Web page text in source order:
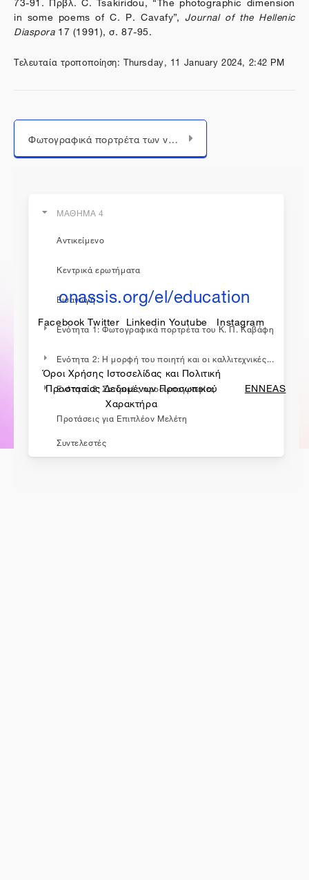
in some poems of C. P. Cavafy”,Journal of the Hellenic
Diaspora17 (1991), σ. 87-95.
Τελευταία τροποποίηση: Thursday, 11 January 2024, 2:42 PM
Μεταπήδηση σε...
Φωτογραφικά πορτρέτα των νεανικών χρόνων του ποιητή
ΜΑΘΗΜΑ 4
Αντικείμενο
Κεντρικά ερωτήματα
Εισαγωγή
Ενότητα 1: Φωτογραφικά πορτρέτα του Κ. Π. Καβάφη
Ενότητα 2: Η μορφή του ποιητή και οι καλλιτεχνικές...
Ενότητα 3: Σατιρικές προσωπογραφίες
Προτάσεις για Επιπλέον Μελέτη
Συντελεστές
η εκπαίδευση συνεχίζεται...
onassis.org/el/education
Facebook Twitter Linkedin Youtube Instagram
Όροι Χρήσης Ιστοσελίδας και Πολιτική
Προστασίας Δεδομένων Προσωπικού
Χαρακτήρα
ENNEAS